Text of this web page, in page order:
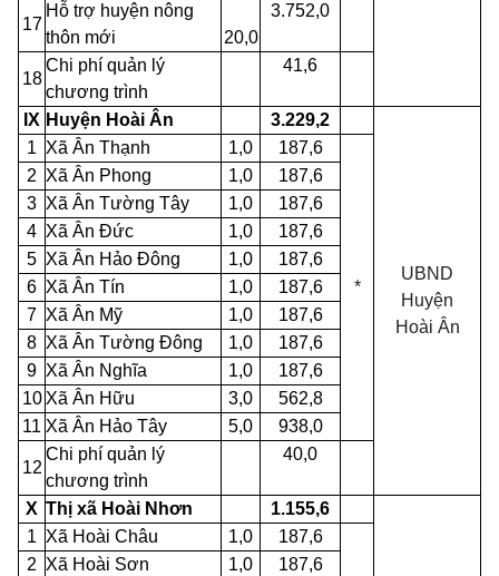
17
Hỗ trợ huyện nông
thôn mới
20,0
3.752,0
18
Chi phí quản lý
chương trình
41,6
IX Huyện Hoài Ân 3.229,2
UBND
Huyện
Hoài Ân
1 Xã Ân Thạnh 1,0 187,6
*
2 Xã Ân Phong 1,0
187,6
3 Xã Ân Tường Tây 1,0
187,6
4 Xã Ân Đức 1,0
187,6
5 Xã Ân Hảo Đông 1,0
187,6
6 Xã Ân Tín 1,0
187,6
7 Xã Ân Mỹ 1,0
187,6
8 Xã Ân Tường Đông 1,0
187,6
9 Xã Ân Nghĩa 1,0
187,6
10 Xã Ân Hữu 3,0
562,8
11 Xã Ân Hảo Tây 5,0 938,0
12
Chi phí quản lý
chương trình
40,0
X Thị xã Hoài Nhơn 1.155,6
1 Xã Hoài Châu 1,0 187,6
2 Xã Hoài Sơn 1,0
187,6